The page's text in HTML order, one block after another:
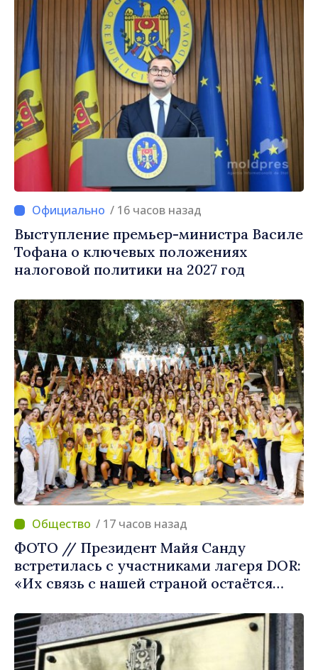
/ 16 часов назад
Выступление премьер-министра Василе
Тофана о ключевых положениях
налоговой политики на 2027 год
/ 17 часов назад
ФОТО // Президент Майя Санду
встретилась с участниками лагеря DOR:
«Их связь с нашей страной остаётся